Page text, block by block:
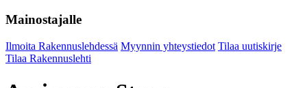
Mainostajalle
Ilmoita Rakennuslehdessä Myynnin yhteystiedot Tilaa uutiskirje
Tilaa Rakennuslehti